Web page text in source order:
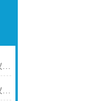
工厂直销DF-2000铅渣荧光光谱仪技术参数
工厂直销DF-2000炉渣荧光光谱仪技术参数